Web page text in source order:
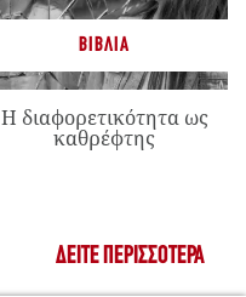
ΒΙΒΛΊΑ
Η διαφορετικότητα ως
καθρέφτης
ΔΕΊΤΕ ΠΕΡΙΣΣΌΤΕΡΑ